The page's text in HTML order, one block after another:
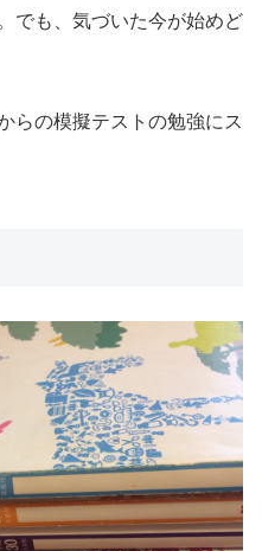
でも、気づいた今が始めど
らの模擬テストの勉強にス